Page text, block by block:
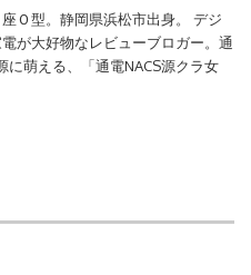
Ｏ型。静岡県浜松市出身。 デジ
が大好物なレビューブロガー。通
に萌える、「通電NACS源クラ女